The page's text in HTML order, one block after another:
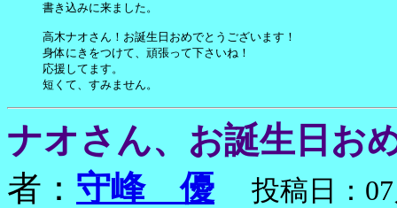
書き込みに来ました。
高木ナオさん！お誕生日おめでとうございます！
身体にきをつけて、頑張って下さいね！
応援してます。
短くて、すみません。
ナオさん、お誕生日お
者： 守峰 優 投稿日：07